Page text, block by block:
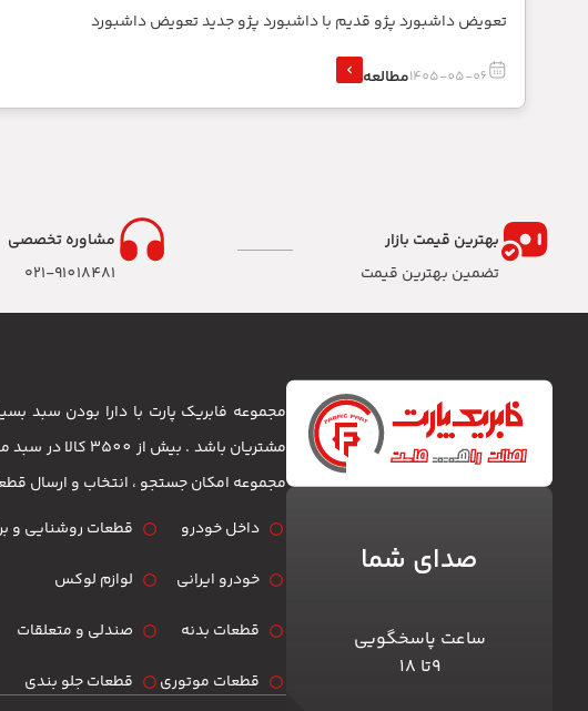
تعویض داشبورد پژو قدیم با داشبورد پژو جدید تعویض داشبورد
1405-05-06مطالعه
بهترین قیمت بازار
تضمین بهترین قیمت
مشاوره تخصصی
۰۲۱-91018481
صدای شما
ساعت پاسخگویی
۹تا ۱۸
مجموعه فابریک پارت با دارا بودن سبد
مشتریان باشد .
مجموعه امکان جستجو ، انتخاب و ارسال
داخل خودرو
خودرو ایرانی
قطعات بدنه
قطعات موتوری
قطعات روشنایی و
لوازم لوکس
صندلی و متعلقات
قطعات جلو بندی